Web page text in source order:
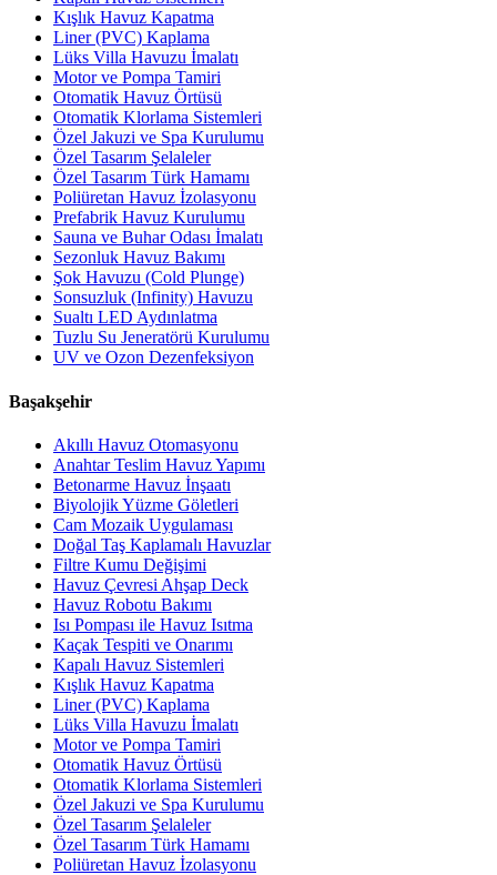
Kışlık Havuz Kapatma
Liner (PVC) Kaplama
Lüks Villa Havuzu İmalatı
Motor ve Pompa Tamiri
Otomatik Havuz Örtüsü
Otomatik Klorlama Sistemleri
Özel Jakuzi ve Spa Kurulumu
Özel Tasarım Şelaleler
Özel Tasarım Türk Hamamı
Poliüretan Havuz İzolasyonu
Prefabrik Havuz Kurulumu
Sauna ve Buhar Odası İmalatı
Sezonluk Havuz Bakımı
Şok Havuzu (Cold Plunge)
Sonsuzluk (Infinity) Havuzu
Sualtı LED Aydınlatma
Tuzlu Su Jeneratörü Kurulumu
UV ve Ozon Dezenfeksiyon
Başakşehir
Akıllı Havuz Otomasyonu
Anahtar Teslim Havuz Yapımı
Betonarme Havuz İnşaatı
Biyolojik Yüzme Göletleri
Cam Mozaik Uygulaması
Doğal Taş Kaplamalı Havuzlar
Filtre Kumu Değişimi
Havuz Çevresi Ahşap Deck
Havuz Robotu Bakımı
Isı Pompası ile Havuz Isıtma
Kaçak Tespiti ve Onarımı
Kapalı Havuz Sistemleri
Kışlık Havuz Kapatma
Liner (PVC) Kaplama
Lüks Villa Havuzu İmalatı
Motor ve Pompa Tamiri
Otomatik Havuz Örtüsü
Otomatik Klorlama Sistemleri
Özel Jakuzi ve Spa Kurulumu
Özel Tasarım Şelaleler
Özel Tasarım Türk Hamamı
Poliüretan Havuz İzolasyonu